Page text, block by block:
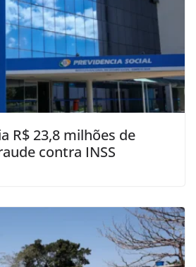
R$ 23,8 milhões de
contra INSS